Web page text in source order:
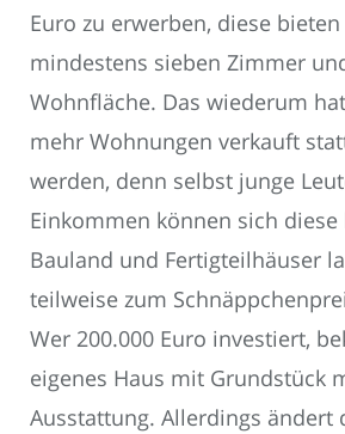
Euro zu erwerben, diese
mindestens sieben Zimmer
Wohnfläche. Das wiederum
mehr Wohnungen verkauft
werden, denn selbst junge
Einkommen können sich diese
Bauland und Fertigteilhäuser
teilweise zum
Wer 200.000 Euro investiert,
eigenes Haus mit Grundstück
Ausstattung. Allerdings ändert